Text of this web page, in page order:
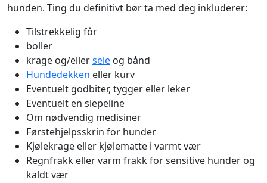
hunden. Ting du definitivt bør ta med deg inkluderer:
Tilstrekkelig fôr
boller
krage og/ellersele og bånd
Hundedekken eller kurv
Eventuelt godbiter, tygger eller leker
Eventuelt en slepeline
Om nødvendig medisiner
Førstehjelpsskrin for hunder
Kjølekrage eller kjølematte i varmt vær
Regnfrakk eller varm frakk for sensitive hunder og
kaldt vær